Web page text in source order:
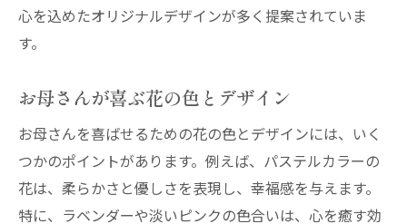
心を込めたオリジナルデザインが多く提案されていま
す。
お母さんが喜ぶ花の色とデザイン
お母さんを喜ばせるための花の色とデザインには、いく
つかのポイントがあります。例えば、パステルカラーの
花は、柔らかさと優しさを表現し、幸福感を与えます。
特に、ラベンダーや淡いピンクの色合いは、心を癒す効